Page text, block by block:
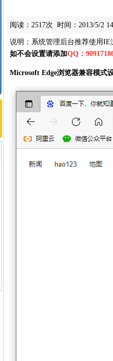
阅读：2517次 时间：2013/5/2
说明：系统管理后台推荐使用
如不会设置请添加QQ：
Microsoft Edge浏览器兼容模式